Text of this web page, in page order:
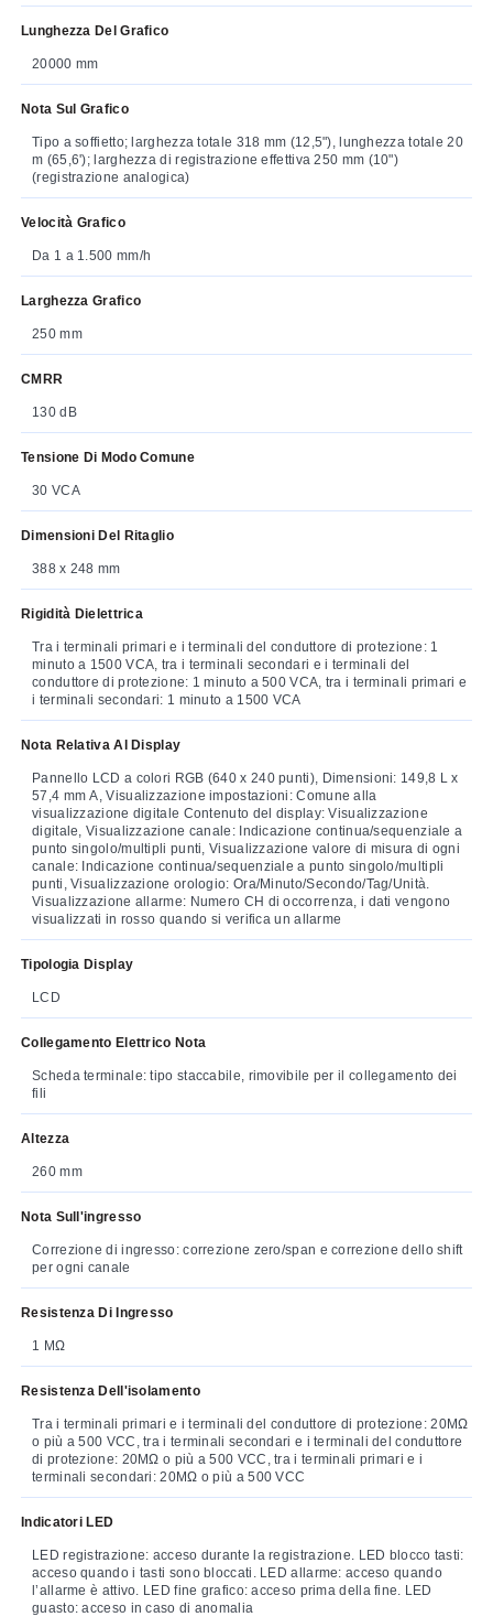
Lunghezza Del Grafico
20000 mm
Nota Sul Grafico
Tipo a soffietto; larghezza totale 318 mm (12,5"), lunghezza totale 20
m (65,6'); larghezza di registrazione effettiva 250 mm (10")
(registrazione analogica)
Velocità Grafico
Da 1 a 1.500 mm/h
Larghezza Grafico
250 mm
CMRR
130 dB
Tensione Di Modo Comune
30 VCA
Dimensioni Del Ritaglio
388 x 248 mm
Rigidità Dielettrica
Tra i terminali primari e i terminali del conduttore di protezione: 1
minuto a 1500 VCA, tra i terminali secondari e i terminali del
conduttore di protezione: 1 minuto a 500 VCA, tra i terminali primari e
i terminali secondari: 1 minuto a 1500 VCA
Nota Relativa Al Display
Pannello LCD a colori RGB (640 x 240 punti), Dimensioni: 149,8 L x
57,4 mm A, Visualizzazione impostazioni: Comune alla
visualizzazione digitale Contenuto del display: Visualizzazione
digitale, Visualizzazione canale: Indicazione continua/sequenziale a
punto singolo/multipli punti, Visualizzazione valore di misura di ogni
canale: Indicazione continua/sequenziale a punto singolo/multipli
punti, Visualizzazione orologio: Ora/Minuto/Secondo/Tag/Unità.
Visualizzazione allarme: Numero CH di occorrenza, i dati vengono
visualizzati in rosso quando si verifica un allarme
Tipologia Display
LCD
Collegamento Elettrico Nota
Scheda terminale: tipo staccabile, rimovibile per il collegamento dei
fili
Altezza
260 mm
Nota Sull'ingresso
Correzione di ingresso: correzione zero/span e correzione dello shift
per ogni canale
Resistenza Di Ingresso
1 MΩ
Resistenza Dell'isolamento
Tra i terminali primari e i terminali del conduttore di protezione: 20MΩ
o più a 500 VCC, tra i terminali secondari e i terminali del conduttore
di protezione: 20MΩ o più a 500 VCC, tra i terminali primari e i
terminali secondari: 20MΩ o più a 500 VCC
Indicatori LED
LED registrazione: acceso durante la registrazione. LED blocco tasti:
acceso quando i tasti sono bloccati. LED allarme: acceso quando
l’allarme è attivo. LED fine grafico: acceso prima della fine. LED
guasto: acceso in caso di anomalia